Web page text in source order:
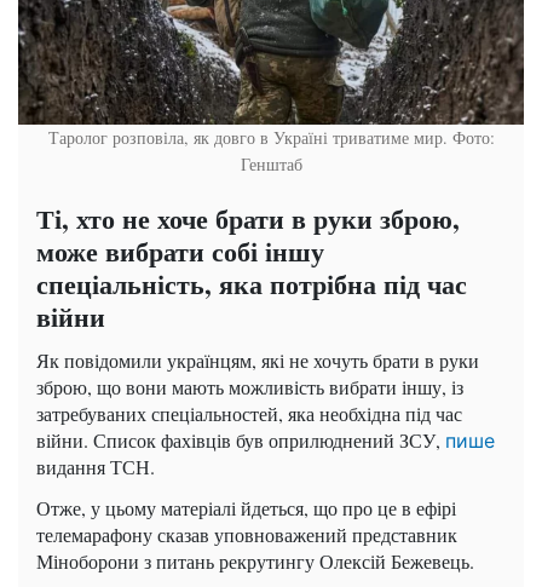
Таролог розповіла, як довго в Україні триватиме мир. Фото:
Генштаб
Ті, хто не хоче брати в руки зброю,
може вибрати собі іншу
спеціальність, яка потрібна під час
війни
Як повідомили українцям, які не хочуть брати в руки
зброю, що вони мають можливість вибрати іншу, із
затребуваних спеціальностей, яка необхідна під час
війни. Список фахівців був оприлюднений ЗСУ, пише
видання ТСН.
Отже, у цьому матеріалі йдеться, що про це в ефірі
телемарафону сказав уповноважений представник
Міноборони з питань рекрутингу Олексій Бежевець.